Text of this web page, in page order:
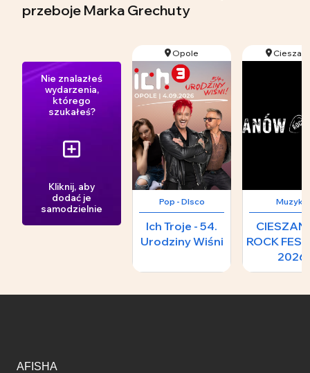
przeboje Marka Grechuty
Nie znalazłeś
wydarzenia,
którego
szukałeś?
Kliknij, aby
dodać je
samodzielnie
Opole
Pop - DIsco
Ich Troje - 54.
Urodziny Wiśni
Muzyka
ROCK
2026
AFISHA